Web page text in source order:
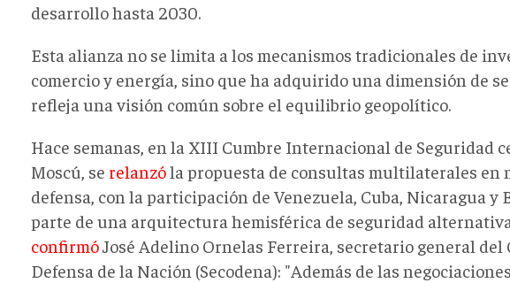
desarrollo hasta 2030.
Esta alianza no se limita a los mecanismos tradicionales de
comercio y energía, sino que ha adquirido una dimensión de
refleja una visión común sobre el equilibrio geopolítico.
Hace semanas, en la XIII Cumbre Internacional de Seguridad
Moscú, se relanzóla propuesta de consultas multilaterales en
defensa, con la participación de Venezuela, Cuba, Nicaragua y
parte de una arquitectura hemisférica de seguridad
confirmóJosé Adelino Ornelas Ferreira, secretario general del
Defensa de la Nación (Secodena): "Además de las